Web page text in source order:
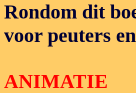
Rondom dit
voor peuters
ANIMATIE